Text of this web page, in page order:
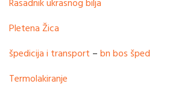
Rasadnik ukrasnog bilja
Pletena Žica
špedicija i transport –bn bos šped
Termolakiranje